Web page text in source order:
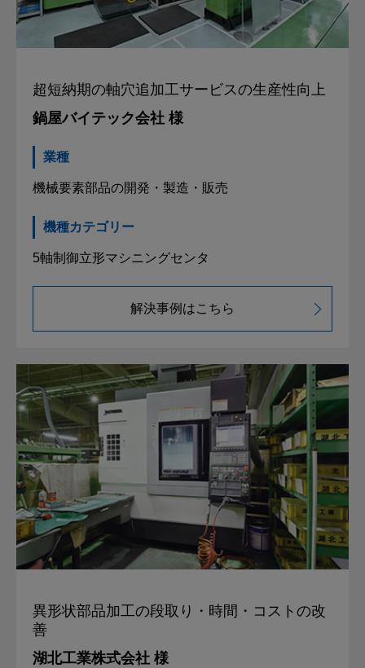
超短納期の軸穴追加工サービスの生産性向上
鍋屋バイテック会社 様
業種
機械要素部品の開発・製造・販売
機種カテゴリー
5軸制御立形マシニングセンタ
解決事例はこちら
異形状部品加工の段取り・時間・コストの改
善
湖北工業株式会社 様